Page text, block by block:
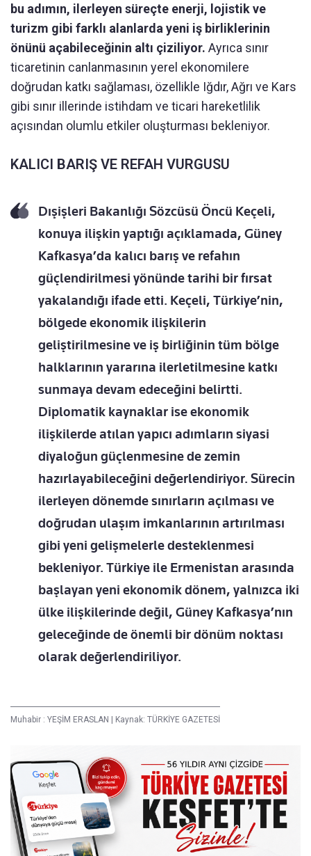
bu adımın, ilerleyen süreçte enerji, lojistik ve
turizm gibi farklı alanlarda yeni iş birliklerinin
önünü açabileceğinin altı çiziliyor. Ayrıca sınır
ticaretinin canlanmasının yerel ekonomilere
doğrudan katkı sağlaması, özellikle Iğdır, Ağrı ve Kars
gibi sınır illerinde istihdam ve ticari hareketlilik
açısından olumlu etkiler oluşturması bekleniyor.
KALICI BARIŞ VE REFAH VURGUSU
Dışişleri Bakanlığı Sözcüsü Öncü Keçeli,
konuya ilişkin yaptığı açıklamada, Güney
Kafkasya’da kalıcı barış ve refahın
güçlendirilmesi yönünde tarihi bir fırsat
yakalandığı ifade etti. Keçeli, Türkiye’nin,
bölgede ekonomik ilişkilerin
geliştirilmesine ve iş birliğinin tüm bölge
halklarının yararına ilerletilmesine katkı
sunmaya devam edeceğini belirtti.
Diplomatik kaynaklar ise ekonomik
ilişkilerde atılan yapıcı adımların siyasi
diyaloğun güçlenmesine de zemin
hazırlayabileceğini değerlendiriyor. Sürecin
ilerleyen dönemde sınırların açılması ve
doğrudan ulaşım imkanlarının artırılması
gibi yeni gelişmelerle desteklenmesi
bekleniyor. Türkiye ile Ermenistan arasında
başlayan yeni ekonomik dönem, yalnızca iki
ülke ilişkilerinde değil, Güney Kafkasya’nın
geleceğinde de önemli bir dönüm noktası
olarak değerlendiriliyor.
Muhabir : YEŞİM ERASLAN | Kaynak: TÜRKİYE GAZETESİ